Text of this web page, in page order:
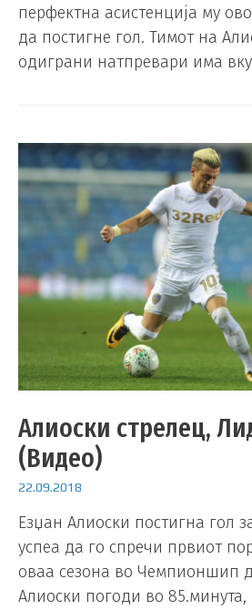
перфектна асистенција му
да постигне гол. Тимот на
одиграни натпревари има
Алиоски стрелец,
(Видео)
22.09.2018
Езџан Алиоски постигна гол
успеа да го спречи првиот
оваа сезона во Чемпионшип
Алиоски погоди во 85.минута,